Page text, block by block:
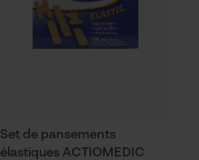
Set de pansements
élastiques ACTIOMEDIC